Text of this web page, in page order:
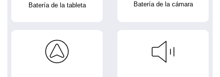
Batería de la tableta Batería de la cámara